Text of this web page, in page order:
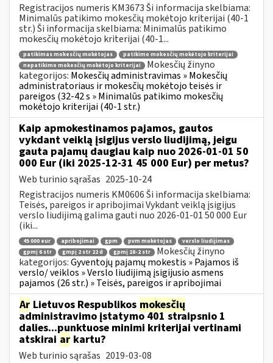
Registracijos numeris KM3673 Ši informacija skelbiama:
Minimalūs patikimo mokesčių mokėtojo kriterijai (40-1
str.) Ši informacija skelbiama: Minimalūs patikimo
mokesčių mokėtojo kriterijai (40-1...
patikimas mokesčių mokėtojas
patikimo mokesčių mokėtojo kriterijai
nepatikimo mokesčių mokėtojo kriterijai
Mokesčių žinyno
kategorijos: Mokesčių administravimas » Mokesčių
administratoriaus ir mokesčių mokėtojo teisės ir
pareigos (32-42 s » Minimalūs patikimo mokesčių
mokėtojo kriterijai (40-1 str.)
Kaip apmokestinamos pajamos, gautos
vykdant veiklą įsigijus verslo liudijimą, jeigu
gauta pajamų daugiau kaip nuo 2026-01-01 50
000 Eur (iki 2025-12-31 45 000 Eur) per metus?
Web turinio sąrašas 2025-10-24
Registracijos numeris KM0606 Ši informacija skelbiama:
Teisės, pareigos ir apribojimai Vykdant veiklą įsigijus
verslo liudijimą galima gauti nuo 2026-01-01 50 000 Eur
(iki...
45 000 eur apribojimai gpm pvm mokėtojas
verslo liudijimas
gpmį 6 str
gmpį 2 str 22 d gpmį 18-2 str
Mokesčių žinyno
kategorijos:Gyventojų pajamų mokestis » Pajamos iš
verslo/ veiklos » Verslo liudijimą įsigijusio asmens
pajamos (26 str.) » Teisės, pareigos ir apribojimai
Ar Lietuvos Respublikos mokesčių
administravimo įstatymo 401 straipsnio 1
dalies...punktuose minimi kriterijai vertinami
atskirai ar kartu?
Web turinio sąrašas 2019-03-08